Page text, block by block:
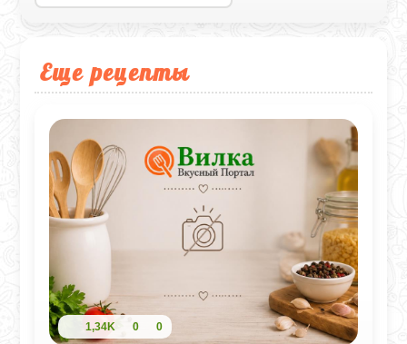
Еще рецепты
1,34K 0 0